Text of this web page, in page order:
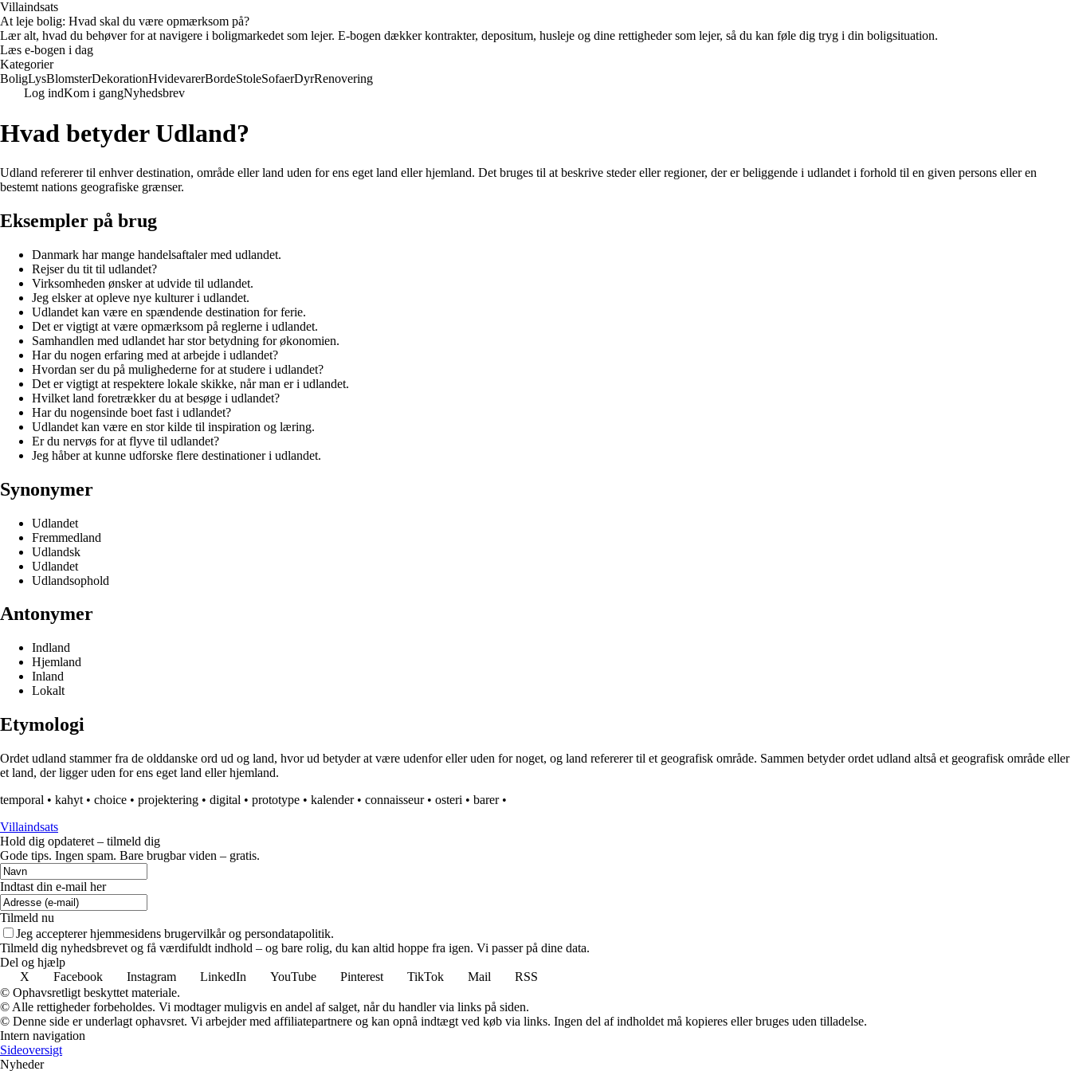
Villaindsats
At leje bolig: Hvad skal du være opmærksom på?
Lær alt, hvad du behøver for at navigere i boligmarkedet som lejer. E-bogen dækker kontrakter, depositum, husleje og dine rettigheder som lejer, så du kan føle dig tryg i din boligsituation.
Læs e-bogen i dag
Kategorier
BoligLysBlomsterDekorationHvidevarerBordeStoleSofaerDyrRenovering
Log indKom i gangNyhedsbrev
Hvad betyder Udland?
Udland refererer til enhver destination, område eller land uden for ens eget land eller hjemland. Det bruges til at beskrive steder eller regioner, der er beliggende i udlandet i forhold til en given persons eller en
bestemt nations geografiske grænser.
Eksempler på brug
Danmark har mange handelsaftaler med udlandet.
Rejser du tit til udlandet?
Virksomheden ønsker at udvide til udlandet.
Jeg elsker at opleve nye kulturer i udlandet.
Udlandet kan være en spændende destination for ferie.
Det er vigtigt at være opmærksom på reglerne i udlandet.
Samhandlen med udlandet har stor betydning for økonomien.
Har du nogen erfaring med at arbejde i udlandet?
Hvordan ser du på mulighederne for at studere i udlandet?
Det er vigtigt at respektere lokale skikke, når man er i udlandet.
Hvilket land foretrækker du at besøge i udlandet?
Har du nogensinde boet fast i udlandet?
Udlandet kan være en stor kilde til inspiration og læring.
Er du nervøs for at flyve til udlandet?
Jeg håber at kunne udforske flere destinationer i udlandet.
Synonymer
Udlandet
Fremmedland
Udlandsk
Udlandet
Udlandsophold
Antonymer
Indland
Hjemland
Inland
Lokalt
Etymologi
Ordet udland stammer fra de olddanske ord ud og land, hvor ud betyder at være udenfor eller uden for noget, og land refererer til et geografisk område. Sammen betyder ordet udland altså et geografisk område eller
et land, der ligger uden for ens eget land eller hjemland.
temporal • kahyt • choice • projektering • digital • prototype • kalender• connaisseur• osteri • barer•
Villaindsats
Hold dig opdateret – tilmeld dig
Gode tips. Ingen spam. Bare brugbar viden – gratis.
Indtast din e-mail her
Tilmeld nu
Jeg accepterer hjemmesidens brugervilkår og persondatapolitik.
Tilmeld dig nyhedsbrevet og få værdifuldt indhold – og bare rolig, du kan altid hoppe fra igen. Vi passer på dine data.
Del og hjælp
X
Facebook Instagram LinkedIn YouTube Pinterest TikTok Mail
RSS
© Ophavsretligt beskyttet materiale.
© Alle rettigheder forbeholdes. Vi modtager muligvis en andel af salget, når du handler via links på siden.
© Denne side er underlagt ophavsret. Vi arbejder med affiliatepartnere og kan opnå indtægt ved køb via links. Ingen del af indholdet må kopieres eller bruges uden tilladelse.
Intern navigation
Sideoversigt
Nyheder